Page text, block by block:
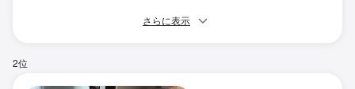
さらに表示
2位